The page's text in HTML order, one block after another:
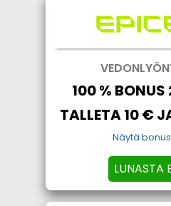
100 %
TALLETA 10 €
Näytä
LUNASTA